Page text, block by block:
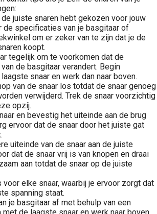
juiste snaren hebt gekozen voor jouw
de specificaties van je basgitaar of
om er zeker van te zijn dat je de
koopt.
tegelijk om te voorkomen dat de
de basgitaar verandert. Begin
snaar en werk dan naar boven.
van de snaar los totdat de snaar genoeg
verwijderd. Trek de snaar voorzichtig
opzij.
en bevestig het uiteinde aan de brug
ervoor dat de snaar door het juiste gat
uiteinde van de snaar aan de juiste
dat de snaar vrij is van knopen en draai
aan totdat de snaar op de juiste
voor elke snaar, waarbij je ervoor zorgt dat
spanning staat.
je basgitaar af met behulp van een